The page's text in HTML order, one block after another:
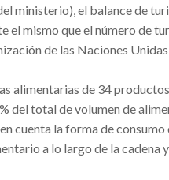
ministerio), el balance de
mismo que el número de
de las Naciones
alimentarias de 34
del total de volumen de
cuenta la forma de
a lo largo de la